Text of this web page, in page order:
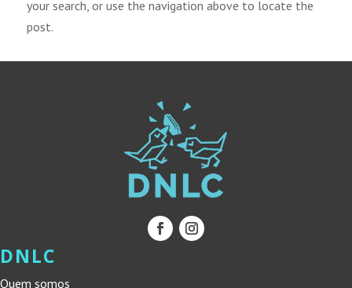
your search, or use the navigation above to locate the
post.
DNLC
Quem somos